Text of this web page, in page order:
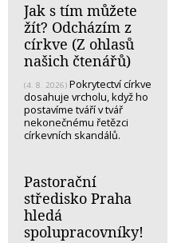
Jak s tím můžete
žít? Odcházím z
církve (Z ohlasů
našich čtenářů)
(4. 8. 2026) Pokrytectví církve
dosahuje vrcholu, když ho
postavíme tváří v tvář
nekonečnému řetězci
církevních skandálů.
Pastorační
středisko Praha
hledá
spolupracovníky!